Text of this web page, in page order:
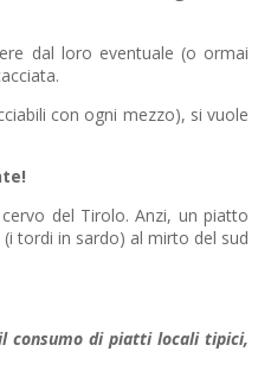
dal loro eventuale (o ormai
con ogni mezzo), si vuole
del Tirolo. Anzi, un piatto
tordi in sardo) al mirto del sud
consumo di piatti locali tipici,